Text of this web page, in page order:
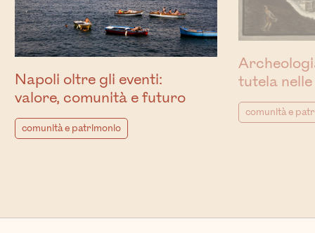
Napoli oltre gli eventi:
valore, comunità e futuro
comunità e patrimonio
tutela
comunità e